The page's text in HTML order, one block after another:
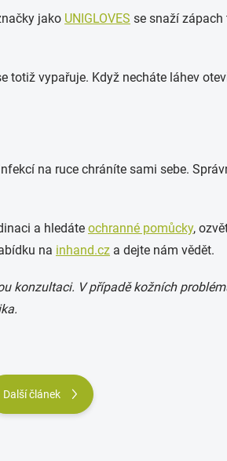
jako UNIGLOVES se snaží
totiž vypařuje. Když necháte láhev
na ruce chráníte sami sebe.
a hledáte ochranné pomůcky,
na inhand.cz a dejte nám vědět.
konzultaci. V případě kožních
Další článek